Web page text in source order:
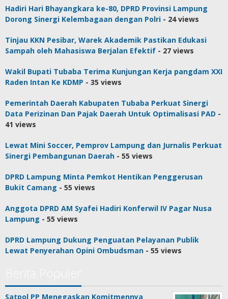
Hadiri Hari Bhayangkara ke-80, DPRD Provinsi Lampung
Dorong Sinergi Kelembagaan dengan Polri - 24 views
Tinjau KKN Pesibar, Warek Akademik Pastikan Edukasi
Sampah oleh Mahasiswa Berjalan Efektif - 27 views
Wakil Bupati Tubaba Terima Kunjungan Kerja pangdam XXI
Raden Intan Ke KDMP - 35 views
Pemerintah Daerah Kabupaten Tubaba Perkuat Sinergi
Data Perizinan Dan Pajak Daerah Untuk Optimalisasi PAD -
41 views
Lewat Mini Soccer, Pemprov Lampung dan Jurnalis Perkuat
Sinergi Pembangunan Daerah - 55 views
DPRD Lampung Minta Pemkot Hentikan Penggerusan
Bukit Camang - 55 views
Anggota DPRD AM Syafei Hadiri Konferwil IV Pagar Nusa
Lampung - 55 views
DPRD Lampung Dukung Penguatan Pelayanan Publik
Lewat Penyerahan Opini Ombudsman - 55 views
Satpol PP Menegaskan Komitmennya